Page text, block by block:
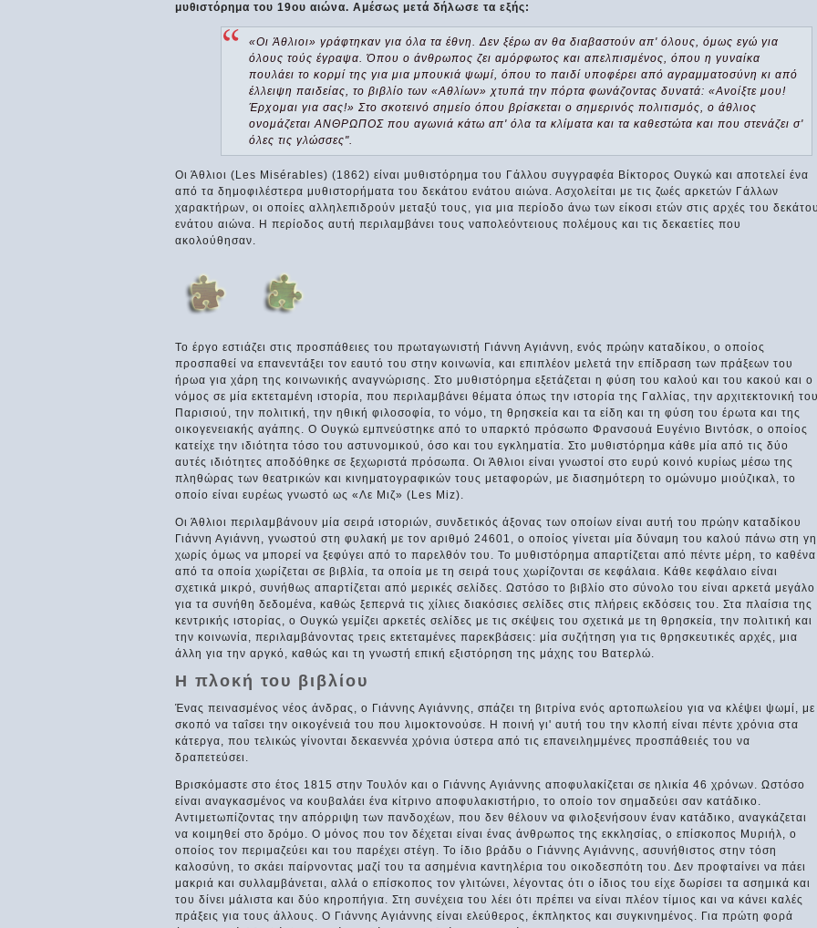
μυθιστόρημα του 19ου αιώνα. Αμέσως μετά δήλωσε τα εξής:
«Οι Άθλιοι» γράφτηκαν για όλα τα έθνη. Δεν ξέρω αν θα διαβαστούν απ' όλους, όμως εγώ για
όλους τούς έγραψα. Όπου ο άνθρωπος ζει αμόρφωτος και απελπισμένος, όπου η γυναίκα
πουλάει το κορμί της για μια μπουκιά ψωμί, όπου το παιδί υποφέρει από αγραμματοσύνη κι από
έλλειψη παιδείας, το βιβλίο των «Αθλίων» χτυπά την πόρτα φωνάζοντας δυνατά: «Ανοίξτε μου!
Έρχομαι για σας!» Στο σκοτεινό σημείο όπου βρίσκεται ο σημερινός πολιτισμός, ο άθλιος
ονομάζεται ΑΝΘΡΩΠΟΣ που αγωνιά κάτω απ' όλα τα κλίματα και τα καθεστώτα και που στενάζει σ'
όλες τις γλώσσες".
Οι Άθλιοι (Les Misérables) (1862) είναι μυθιστόρημα του Γάλλου συγγραφέα Βίκτορος Ουγκώ και αποτελεί ένα
από τα δημοφιλέστερα μυθιστορήματα του δεκάτου ενάτου αιώνα. Ασχολείται με τις ζωές αρκετών Γάλλων
χαρακτήρων, οι οποίες αλληλεπιδρούν μεταξύ τους, για μια περίοδο άνω των είκοσι ετών στις αρχές του
ενάτου αιώνα. Η περίοδος αυτή περιλαμβάνει τους ναπολεόντειους πολέμους και τις δεκαετίες που
ακολούθησαν.
Το έργο εστιάζει στις προσπάθειες του πρωταγωνιστή Γιάννη Αγιάννη, ενός πρώην καταδίκου, ο οποίος
προσπαθεί να επανεντάξει τον εαυτό του στην κοινωνία, και επιπλέον μελετά την επίδραση των πράξεων του
ήρωα για χάρη της κοινωνικής αναγνώρισης. Στο μυθιστόρημα εξετάζεται η φύση του καλού και του κακού και ο
νόμος σε μία εκτεταμένη ιστορία, που περιλαμβάνει θέματα όπως την ιστορία της Γαλλίας, την αρχιτεκτονική
Παρισιού, την πολιτική, την ηθική φιλοσοφία, το νόμο, τη θρησκεία και τα είδη και τη φύση του έρωτα και της
οικογενειακής αγάπης. Ο Ουγκώ εμπνεύστηκε από το υπαρκτό πρόσωπο Φρανσουά Ευγένιο Βιντόσκ, ο οποίος
κατείχε την ιδιότητα τόσο του αστυνομικού, όσο και του εγκληματία. Στο μυθιστόρημα κάθε μία από τις δύο
αυτές ιδιότητες αποδόθηκε σε ξεχωριστά πρόσωπα. Οι Άθλιοι είναι γνωστοί στο ευρύ κοινό κυρίως μέσω της
πληθώρας των θεατρικών και κινηματογραφικών τους μεταφορών, με διασημότερη το ομώνυμο μιούζικαλ, το
οποίο είναι ευρέως γνωστό ως «Λε Μιζ» (Les Miz).
Οι Άθλιοι περιλαμβάνουν μία σειρά ιστοριών, συνδετικός άξονας των οποίων είναι αυτή του πρώην καταδίκου
Γιάννη Αγιάννη, γνωστού στη φυλακή με τον αριθμό 24601, ο οποίος γίνεται μία δύναμη του καλού πάνω στη
χωρίς όμως να μπορεί να ξεφύγει από το παρελθόν του. Το μυθιστόρημα απαρτίζεται από πέντε μέρη, το καθένα
από τα οποία χωρίζεται σε βιβλία, τα οποία με τη σειρά τους χωρίζονται σε κεφάλαια. Κάθε κεφάλαιο είναι
σχετικά μικρό, συνήθως απαρτίζεται από μερικές σελίδες. Ωστόσο το βιβλίο στο σύνολο του είναι αρκετά μεγάλο
για τα συνήθη δεδομένα, καθώς ξεπερνά τις χίλιες διακόσιες σελίδες στις πλήρεις εκδόσεις του. Στα πλαίσια της
κεντρικής ιστορίας, ο Ουγκώ γεμίζει αρκετές σελίδες με τις σκέψεις του σχετικά με τη θρησκεία, την πολιτική και
την κοινωνία, περιλαμβάνοντας τρεις εκτεταμένες παρεκβάσεις: μία συζήτηση για τις θρησκευτικές αρχές, μια
άλλη για την αργκό, καθώς και τη γνωστή επική εξιστόρηση της μάχης του Βατερλώ.
Η πλοκή του βιβλίου
Ένας πεινασμένος νέος άνδρας, ο Γιάννης Αγιάννης, σπάζει τη βιτρίνα ενός αρτοπωλείου για να κλέψει ψωμί, με
σκοπό να ταΐσει την οικογένειά του που λιμοκτονούσε. Η ποινή γι' αυτή του την κλοπή είναι πέντε χρόνια στα
κάτεργα, που τελικώς γίνονται δεκαεννέα χρόνια ύστερα από τις επανειλημμένες προσπάθειές του να
δραπετεύσει.
Βρισκόμαστε στο έτος 1815 στην Τουλόν και ο Γιάννης Αγιάννης αποφυλακίζεται σε ηλικία 46 χρόνων. Ωστόσο
είναι αναγκασμένος να κουβαλάει ένα κίτρινο αποφυλακιστήριο, το οποίο τον σημαδεύει σαν κατάδικο.
Αντιμετωπίζοντας την απόρριψη των πανδοχέων, που δεν θέλουν να φιλοξενήσουν έναν κατάδικο, αναγκάζεται
να κοιμηθεί στο δρόμο. Ο μόνος που τον δέχεται είναι ένας άνθρωπος της εκκλησίας, ο επίσκοπος Μυριήλ, ο
οποίος τον περιμαζεύει και του παρέχει στέγη. Το ίδιο βράδυ ο Γιάννης Αγιάννης, ασυνήθιστος στην τόση
καλοσύνη, το σκάει παίρνοντας μαζί του τα ασημένια καντηλέρια του οικοδεσπότη του. Δεν προφταίνει να πάει
μακριά και συλλαμβάνεται, αλλά ο επίσκοπος τον γλιτώνει, λέγοντας ότι ο ίδιος του είχε δωρίσει τα ασημικά και
του δίνει μάλιστα και δύο κηροπήγια. Στη συνέχεια του λέει ότι πρέπει να είναι πλέον τίμιος και να κάνει καλές
πράξεις για τους άλλους. Ο Γιάννης Αγιάννης είναι ελεύθερος, έκπληκτος και συγκινημένος. Για πρώτη φορά